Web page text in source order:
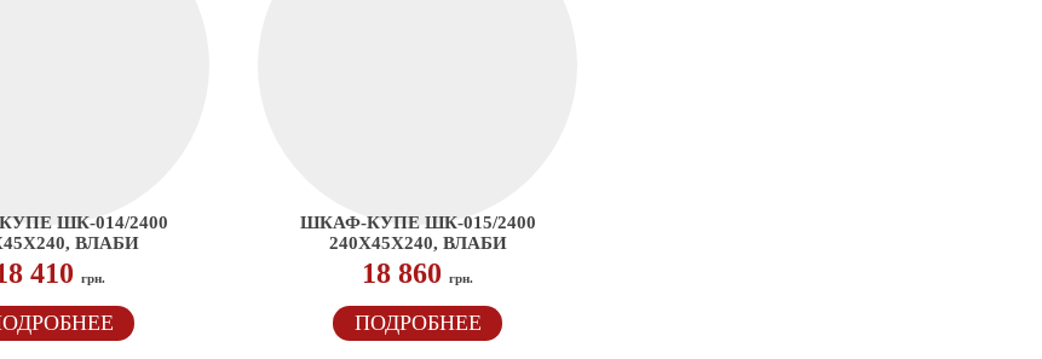
ШК-014/2400
ВЛАБИ
410 грн.
ШКАФ-КУПЕ ШК-015/2400
240Х45Х240, ВЛАБИ
18 860 грн.
ПОДРОБНЕЕ